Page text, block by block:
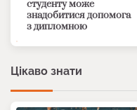
студенту може
знадобитися допомога
з дипломною
Цікаво знати